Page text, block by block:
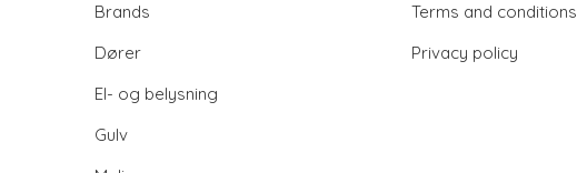
Brands
Dører
El- og belysning
Gulv
Terms and conditions
Privacy policy